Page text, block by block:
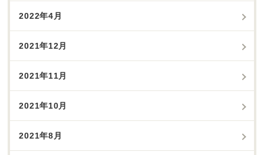
2022年4月
2021年12月
2021年11月
2021年10月
2021年8月